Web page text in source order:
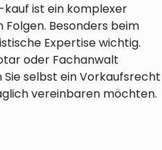
ist ein komplexer
Besonders beim
Expertise wichtig.
oder Fachanwalt
selbst ein Vorkaufsrecht
vereinbaren möchten.